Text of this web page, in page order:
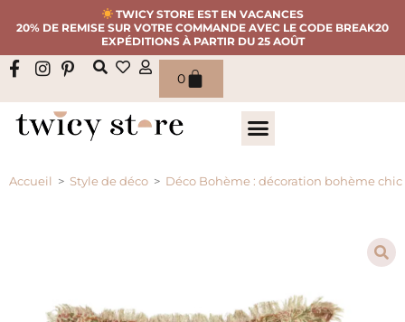
TWICY STORE EST EN VACANCES
20% DE REMISE SUR VOTRE COMMANDE AVEC LE CODE BREAK20
EXPÉDITIONS À PARTIR DU 25 AOÛT
0
Accueil > Style de déco > Déco Bohème : décoration bohème